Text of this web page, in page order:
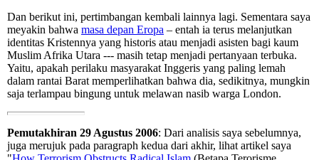
Dan berikut ini, pertimbangan kembali lainnya lagi. Sementara saya
meyakin bahwa masa depan Eropa – entah ia terus melanjutkan
identitas Kristennya yang historis atau menjadi asisten bagi kaum
Muslim Afrika Utara --- masih tetap menjadi pertanyaan terbuka.
Yaitu, apakah perilaku masyarakat Inggeris yang paling lemah
dalam rantai Barat memperlihatkan bahwa dia, sedikitnya, mungkin
saja terlampau bingung untuk melawan nasib warga London.
Pemutakhiran 29 Agustus 2006: Dari analisis saya sebelumnya,
juga merujuk pada paragraph kedua dari akhir, lihat artikel saya